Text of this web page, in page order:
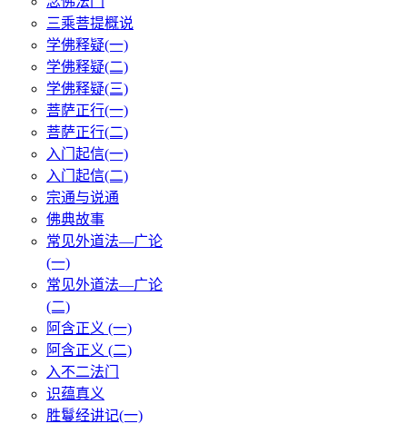
三乘菩提概说
学佛释疑(一)
学佛释疑(二)
学佛释疑(三)
菩萨正行(一)
菩萨正行(二)
入门起信(一)
入门起信(二)
宗通与说通
佛典故事
常见外道法—广论
(一)
常见外道法—广论
(二)
阿含正义 (一)
阿含正义 (二)
入不二法门
识蕴真义
胜鬘经讲记(一)